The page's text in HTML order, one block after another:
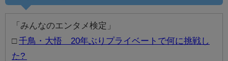
「みんなのエンタメ検定」
□ 千鳥・大悟 20年ぶりプライベートで何に挑戦し
た?